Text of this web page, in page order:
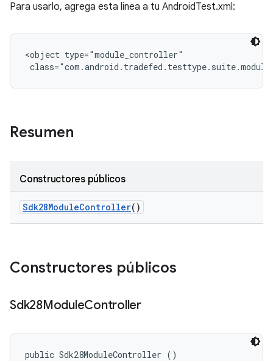
Para usarlo, agrega esta línea a tu AndroidTest.xml:
<object type="module_controller"
Resumen
Constructores públicos
Sdk28ModuleController()
Constructores públicos
Sdk28ModuleController
public Sdk28ModuleController ()